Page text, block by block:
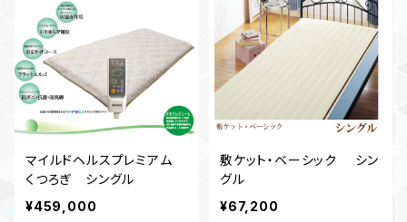
マイルドヘルスプレミアム
くつろぎ シングル
¥459,000
敷ケット・ベーシック シン
グル
¥67,200